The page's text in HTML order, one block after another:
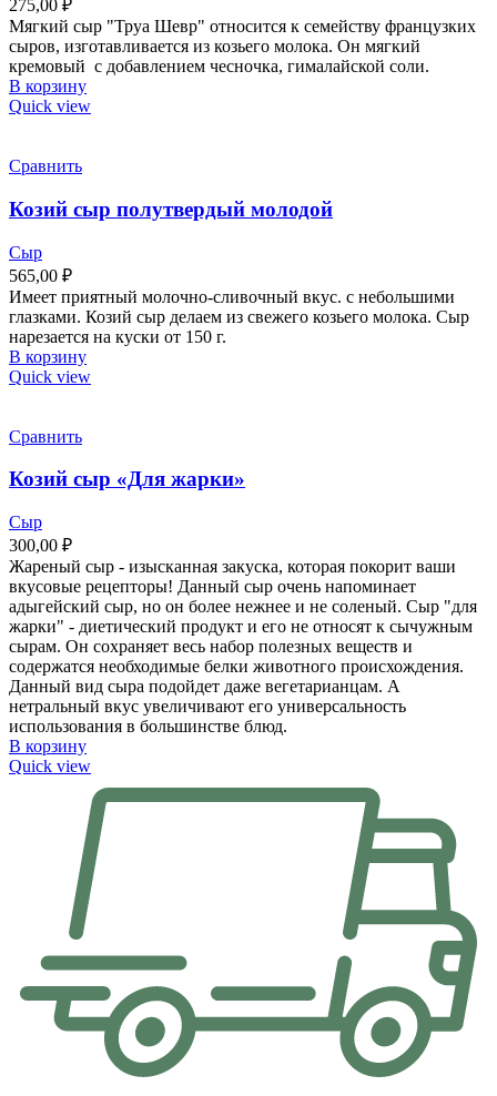
275,00 ₽
Мягкий сыр "Труа Шевр" относится к семейству французких
сыров, изготавливается из козьего молока. Он мягкий
кремовый с добавлением чесночка, гималайской соли.
В корзину
Quick view
Сравнить
Козий сыр полутвердый молодой
Сыр
565,00 ₽
Имеет приятный молочно-сливочный вкус. с небольшими
глазками. Козий сыр делаем из свежего козьего молока. Сыр
нарезается на куски от 150 г.
В корзину
Quick view
Сравнить
Козий сыр «Для жарки»
Сыр
300,00 ₽
Жареный сыр - изысканная закуска, которая покорит ваши
вкусовые рецепторы! Данный сыр очень напоминает
адыгейский сыр, но он более нежнее и не соленый. Сыр "для
жарки" - диетический продукт и его не относят к сычужным
сырам. Он сохраняет весь набор полезных веществ и
содержатся необходимые белки животного происхождения.
Данный вид сыра подойдет даже вегетарианцам. А
нетральный вкус увеличивают его универсальность
использования в большинстве блюд.
В корзину
Quick view